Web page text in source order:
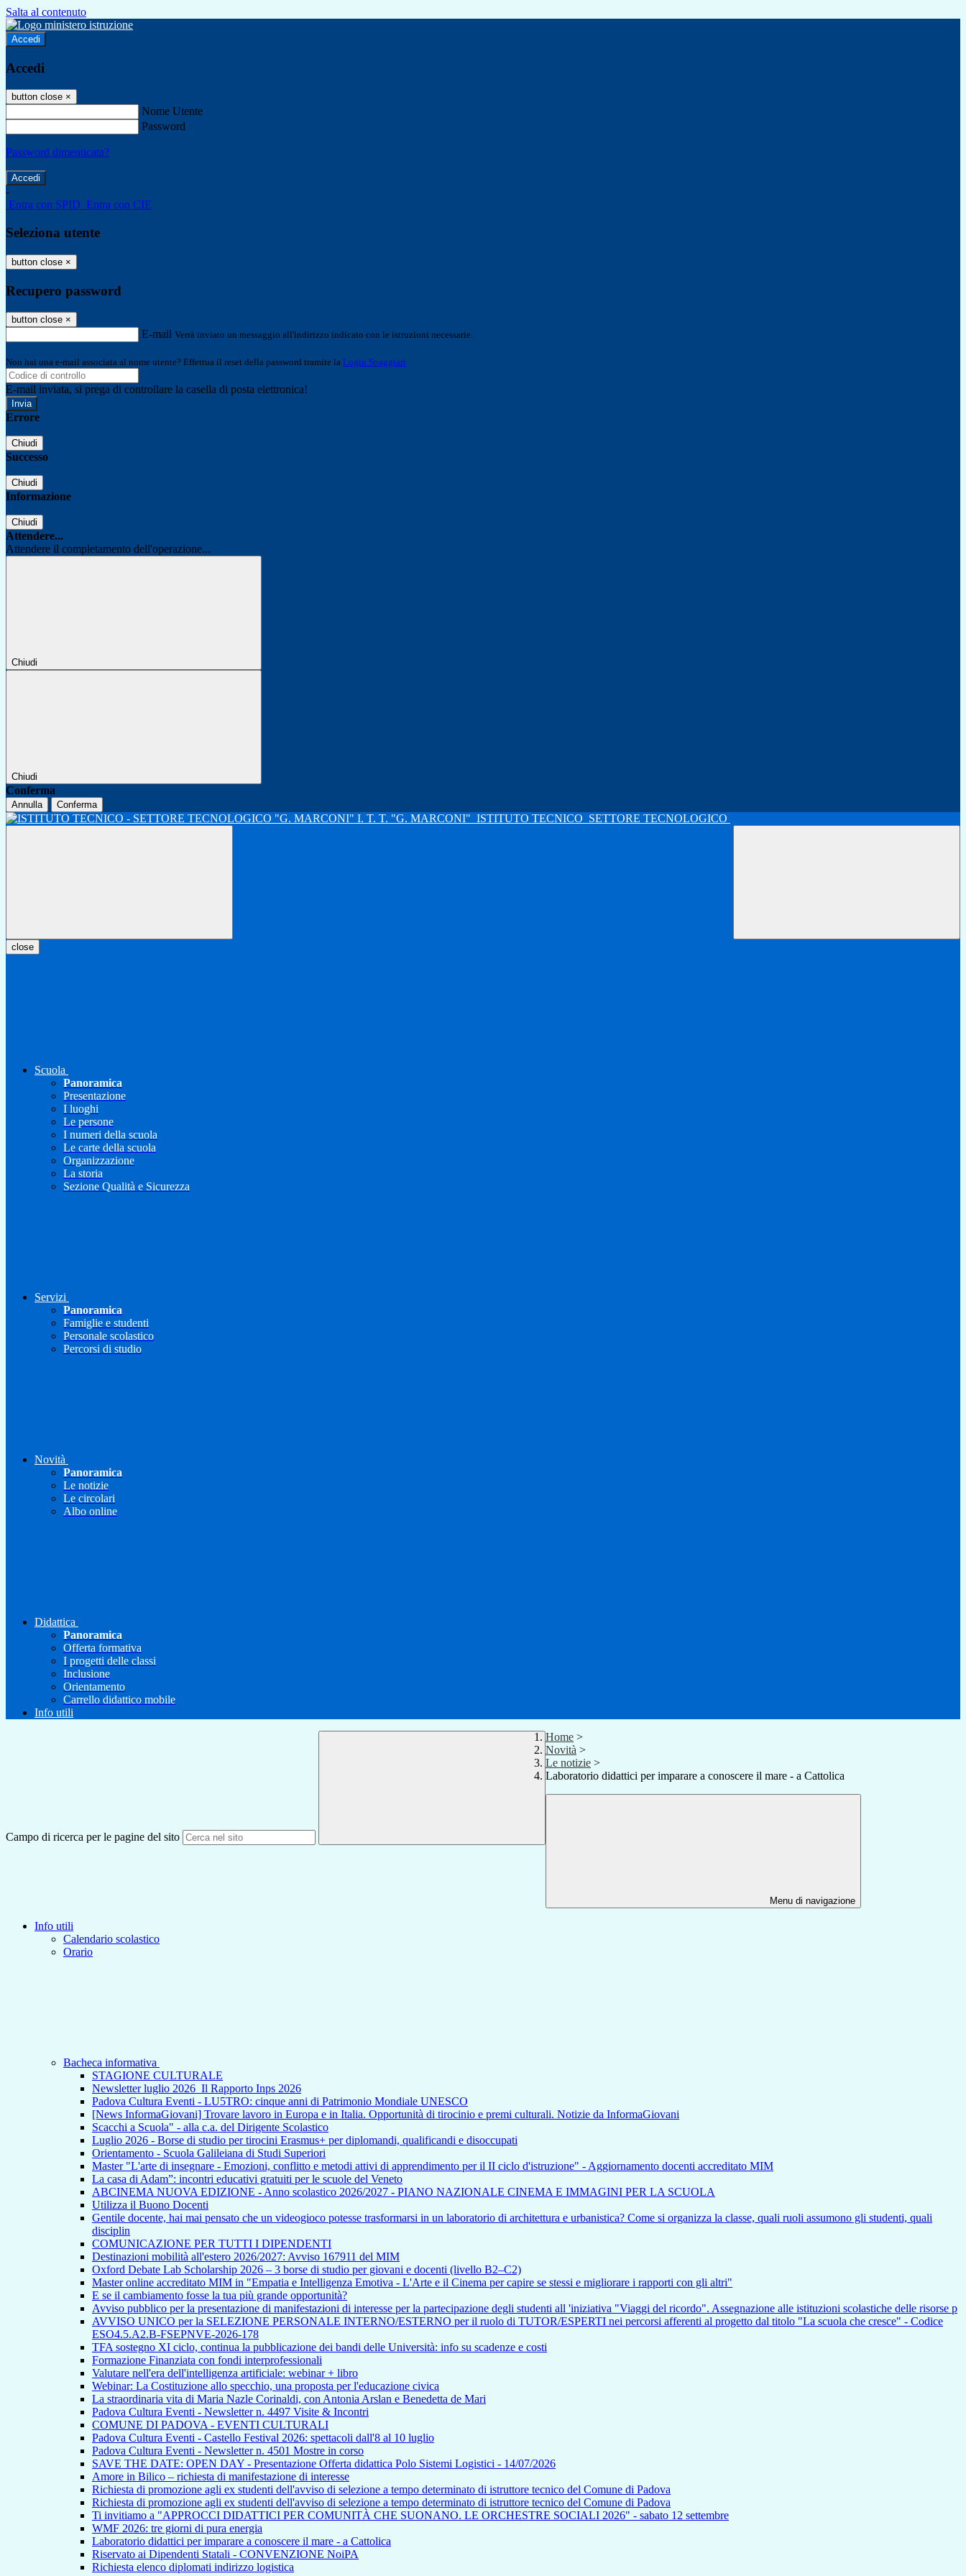
Salta al contenuto
Accedi
Accedi
button close ×
Nome Utente
Password
Password dimenticata?
-
Entra con SPID Entra con CIE
Seleziona utente
button close ×
Recupero password
button close ×
E-mail Verrà inviato un messaggio all'indirizzo indicato con le istruzioni necessarie.
Non hai una e-mail associata al nome utente? Effettua il reset della password tramite la Login Spaggiari
E-mail inviata, si prega di controllare la casella di posta elettronica!
Errore
Chiudi
Successo
Chiudi
Informazione
Chiudi
Attendere...
Attendere il completamento dell'operazione...
Chiudi
Chiudi
Conferma
Annulla Conferma
I. T. T. "G. MARCONI" ISTITUTO TECNICO SETTORE TECNOLOGICO
close
Scuola
Panoramica
Presentazione
I luoghi
Le persone
I numeri della scuola
Le carte della scuola
Organizzazione
La storia
Sezione Qualità e Sicurezza
Servizi
Panoramica
Famiglie e studenti
Personale scolastico
Percorsi di studio
Novità
Panoramica
Le notizie
Le circolari
Albo online
Didattica
Panoramica
Offerta formativa
I progetti delle classi
Inclusione
Orientamento
Carrello didattico mobile
Info utili
Campo di ricerca per le pagine del sito
Home >
Novità >
Le notizie >
Laboratorio didattici per imparare a conoscere il mare - a Cattolica
Menu di navigazione
Info utili
Calendario scolastico
Orario
Bacheca informativa
STAGIONE CULTURALE
Newsletter luglio 2026_Il Rapporto Inps 2026
Padova Cultura Eventi - LU5TRO: cinque anni di Patrimonio Mondiale UNESCO
[News InformaGiovani] Trovare lavoro in Europa e in Italia. Opportunità di tirocinio e premi culturali. Notizie da InformaGiovani
Scacchi a Scuola" - alla c.a. del Dirigente Scolastico
Luglio 2026 - Borse di studio per tirocini Erasmus+ per diplomandi, qualificandi e disoccupati
Orientamento - Scuola Galileiana di Studi Superiori
Master "L'arte di insegnare - Emozioni, conflitto e metodi attivi di apprendimento per il II ciclo d'istruzione" - Aggiornamento docenti accreditato MIM
La casa di Adam”: incontri educativi gratuiti per le scuole del Veneto
ABCINEMA NUOVA EDIZIONE - Anno scolastico 2026/2027 - PIANO NAZIONALE CINEMA E IMMAGINI PER LA SCUOLA
Utilizza il Buono Docenti
Gentile docente, hai mai pensato che un videogioco potesse trasformarsi in un laboratorio di architettura e urbanistica? Come si organizza la classe, quali ruoli assumono gli studenti, quali
disciplin
COMUNICAZIONE PER TUTTI I DIPENDENTI
Destinazioni mobilità all'estero 2026/2027: Avviso 167911 del MIM
Oxford Debate Lab Scholarship 2026 – 3 borse di studio per giovani e docenti (livello B2–C2)
Master online accreditato MIM in "Empatia e Intelligenza Emotiva - L'Arte e il Cinema per capire se stessi e migliorare i rapporti con gli altri"
E se il cambiamento fosse la tua più grande opportunità?
Avviso pubblico per la presentazione di manifestazioni di interesse per la partecipazione degli studenti all 'iniziativa "Viaggi del ricordo". Assegnazione alle istituzioni scolastiche delle risorse p
AVVISO UNICO per la SELEZIONE PERSONALE INTERNO/ESTERNO per il ruolo di TUTOR/ESPERTI nei percorsi afferenti al progetto dal titolo "La scuola che cresce" - Codice
ESO4.5.A2.B-FSEPNVE-2026-178
TFA sostegno XI ciclo, continua la pubblicazione dei bandi delle Università: info su scadenze e costi
Formazione Finanziata con fondi interprofessionali
Valutare nell'era dell'intelligenza artificiale: webinar + libro
Webinar: La Costituzione allo specchio, una proposta per l'educazione civica
La straordinaria vita di Maria Nazle Corinaldi, con Antonia Arslan e Benedetta de Mari
Padova Cultura Eventi - Newsletter n. 4497 Visite & Incontri
COMUNE DI PADOVA - EVENTI CULTURALI
Padova Cultura Eventi - Castello Festival 2026: spettacoli dall'8 al 10 luglio
Padova Cultura Eventi - Newsletter n. 4501 Mostre in corso
SAVE THE DATE: OPEN DAY - Presentazione Offerta didattica Polo Sistemi Logistici - 14/07/2026
Amore in Bilico – richiesta di manifestazione di interesse
Richiesta di promozione agli ex studenti dell'avviso di selezione a tempo determinato di istruttore tecnico del Comune di Padova
Richiesta di promozione agli ex studenti dell'avviso di selezione a tempo determinato di istruttore tecnico del Comune di Padova
Ti invitiamo a "APPROCCI DIDATTICI PER COMUNITÀ CHE SUONANO. LE ORCHESTRE SOCIALI 2026" - sabato 12 settembre
WMF 2026: tre giorni di pura energia
Laboratorio didattici per imparare a conoscere il mare - a Cattolica
Riservato ai Dipendenti Statali - CONVENZIONE NoiPA
Richiesta elenco diplomati indirizzo logistica